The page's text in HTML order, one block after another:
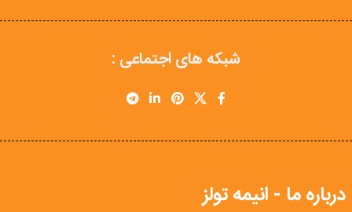
شبکه های اجتماعی :
درباره ما - انیمه تولز